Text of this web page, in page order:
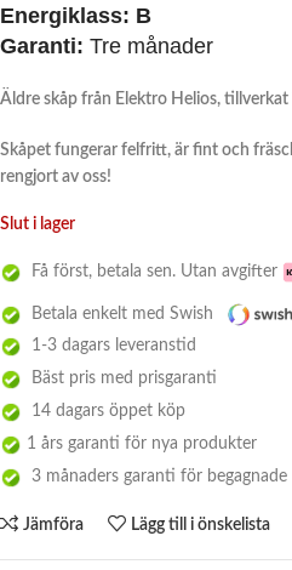
Energiklass: B
Garanti: Tre månader
Äldre skåp från Elektro Helios, tillverkat
Skåpet fungerar felfritt, är fint och
rengjort av oss!
Slut i lager
Få först, betala sen. Utan avgifter
Betala enkelt med Swish
1-3 dagars leveranstid
Bäst pris med prisgaranti
14 dagars öppet köp
1 års garanti för nya produkter
3 månaders garanti för
Jämföra Lägg till i önskelista